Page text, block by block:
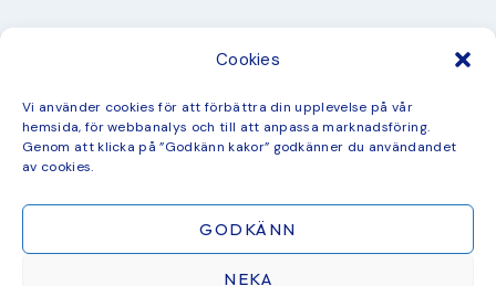
Cookies
Vi använder cookies för att förbättra din upplevelse på vår
hemsida, för webbanalys och till att anpassa marknadsföring.
Genom att klicka på ”Godkänn kakor” godkänner du användandet
av cookies.
GODKÄNN
NEKA
Kurser
Måleri
mina favorit recept
Mönster